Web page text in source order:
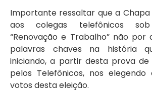
Importante ressaltar que a Chapa
aos colegas telefônicos
“Renovação e Trabalho” não por
palavras chaves na história
iniciando, a partir desta prova
pelos Telefônicos, nos elegendo
votos desta eleição.